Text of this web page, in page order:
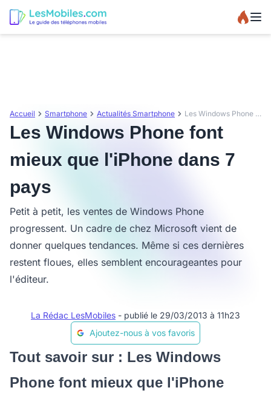
Accueil Smartphone Actualités Smartphone Les Windows Phone font mieux que l'iPhone dans 7 pays
Les Windows Phone font
mieux que l'iPhone dans 7
pays
Petit à petit, les ventes de Windows Phone
progressent. Un cadre de chez Microsoft vient de
donner quelques tendances. Même si ces dernières
restent floues, elles semblent encourageantes pour
l'éditeur.
La Rédac LesMobiles - publié le 29/03/2013 à 11h23
Ajoutez-nous à vos favoris
Tout savoir sur : Les Windows
Phone font mieux que l'iPhone